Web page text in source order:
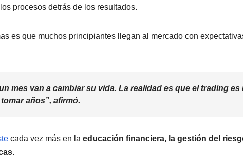
procesos detrás de los resultados.
es que muchos principiantes llegan al mercado con
mes van a cambiar su vida. La realidad es que el trading es
años”, afirmó.
cada vez más en la educación financiera, la gestión del
.